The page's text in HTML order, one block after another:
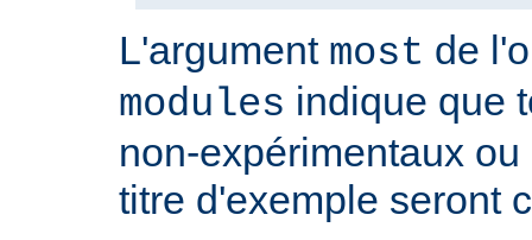
L'argument most de
modules indique que
non-expérimentaux
titre d'exemple seront